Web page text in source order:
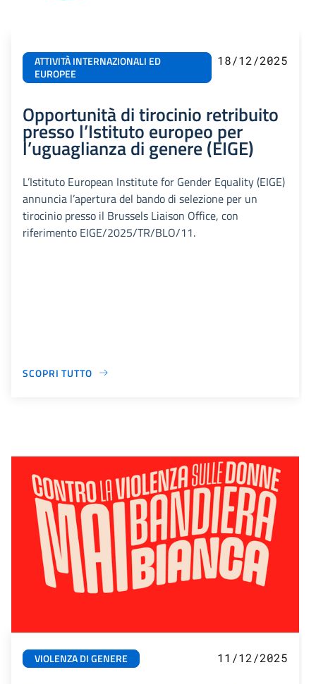
ATTIVITÀ INTERNAZIONALI ED
EUROPEE
18/12/2025
Opportunità di tirocinio retribuito
presso l’Istituto europeo per
l’uguaglianza di genere (EIGE)
L’Istituto European Institute for Gender Equality (EIGE)
annuncia l’apertura del bando di selezione per un
tirocinio presso il Brussels Liaison Office, con
riferimento EIGE/2025/TR/BLO/11.
SCOPRI TUTTO
VIOLENZA DI GENERE 11/12/2025